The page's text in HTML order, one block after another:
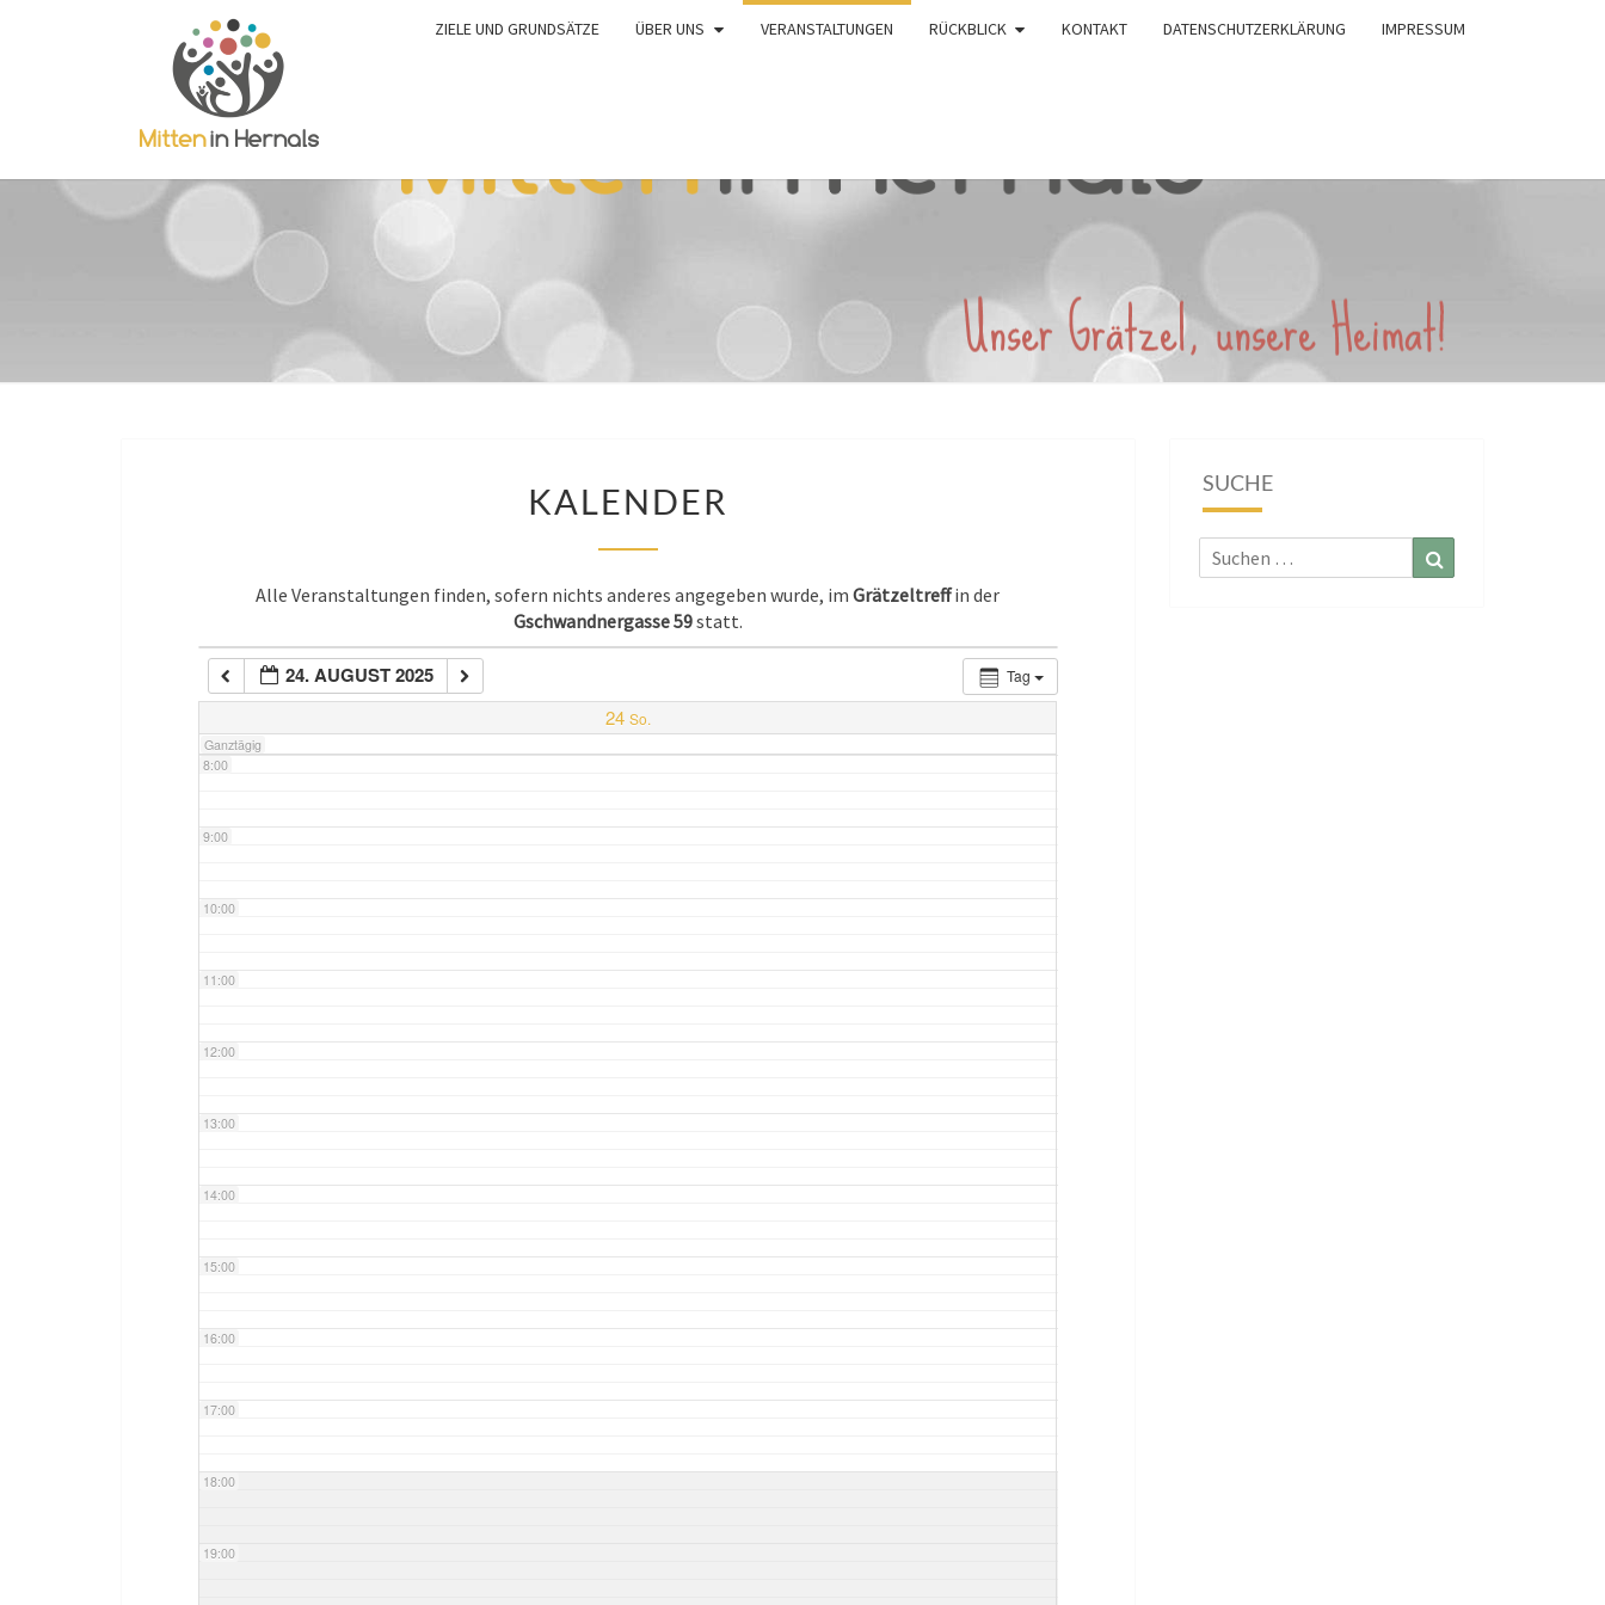
ZIELE UND GRUNDSÄTZE ÜBER UNS VERANSTALTUNGEN RÜCKBLICK KONTAKT DATENSCHUTZERKLÄRUNG IMPRESSUM
KALENDER
Alle Veranstaltungen finden, sofern nichts anderes angegeben wurde, imGrätzeltreffin der
Gschwandnergasse 59statt.
Tag
24. AUGUST 2025
24 So.
Ganztägig
7:00
8:00
9:00
10:00
11:00
12:00
13:00
14:00
15:00
16:00
17:00
18:00
19:00
SUCHE
Suchen
nach: